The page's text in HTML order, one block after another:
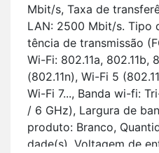
Mbit/s, Taxa de
LAN: 2500 Mbit/s. Tipo
tência de trans­missão
Wi-Fi: 802.11a, 802.11b,
(802.11n), Wi-Fi 5
Wi-Fi 7..., Banda wi-fi:
/ 6 GHz), Lar­gura de
pro­duto: Branco,
dade(s). Vol­tagem de